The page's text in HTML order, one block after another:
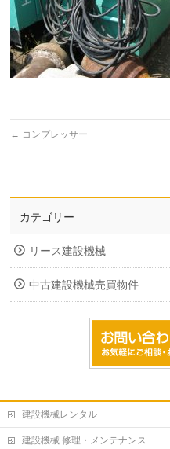
← コンプレッサー
カテゴリー
リース建設機械
中古建設機械売買物件
建設機械レンタル
建設機械 修理・メンテナンス